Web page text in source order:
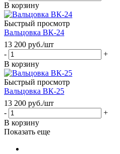
В корзину
Быстрый просмотр
Вальцовка ВК-24
13 200 руб./шт
-
+
В корзину
Быстрый просмотр
Вальцовка ВК-25
13 200 руб./шт
-
+
В корзину
Показать еще